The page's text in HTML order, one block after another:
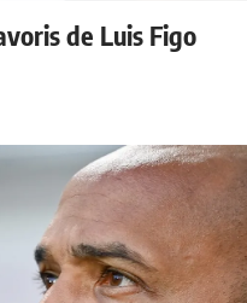
de Luis Figo